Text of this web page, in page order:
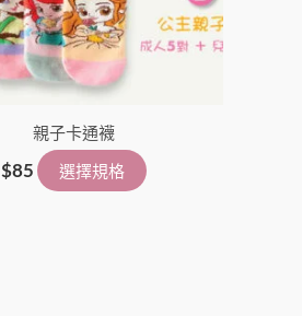
親子卡通襪
$85 選擇規格
產
品
擇